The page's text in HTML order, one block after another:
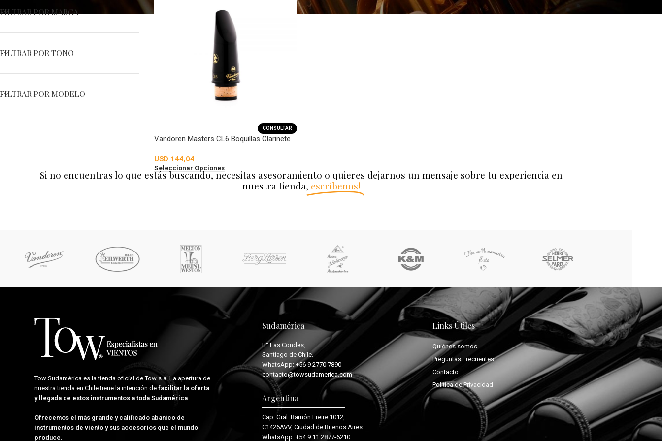
FILTRAR POR MARCA
FILTRAR POR TONO
FILTRAR POR MODELO
CONSULTAR
Vandoren Masters CL6 Boquillas Clarinete
USD 144,04
Seleccionar Opciones
Si no encuentras lo que estás buscando, necesitas asesoramiento o quieres dejarnos un mensaje sobre tu experiencia en
nuestra tienda, escríbenos!
Tow Sudamérica es la tienda oficial deTow s.a. La apertura de
nuestra tienda en Chile tiene la intención de facilitar la oferta
y llegada de estos instrumentos a toda Sudamérica
Ofrecemos el más grande y calificado abanico de
instrumentos de viento y sus accesorios que el mundo
produce
Sudamérica
B° Las Condes,
Santiago de Chile.
WhatsApp:+56 9 2770 7890
contacto@towsudamerica.com
Argentina
Cap. Gral. Ramón Freire 1012,
C1426AVV, Ciudad de Buenos Aires.
WhatsApp: +54 9 11 2877-6210
Links Útiles
Quiénes somos
Preguntas Frecuentes
Contacto
Política de Privacidad